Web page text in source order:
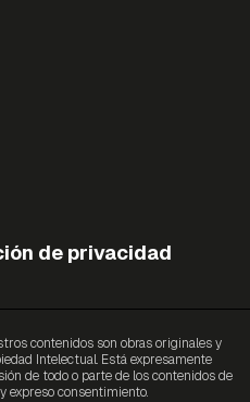
de privacidad
contenidos son obras originales y
Intelectual. Está expresamente
de todo o parte de los contenidos de
expreso consentimiento.